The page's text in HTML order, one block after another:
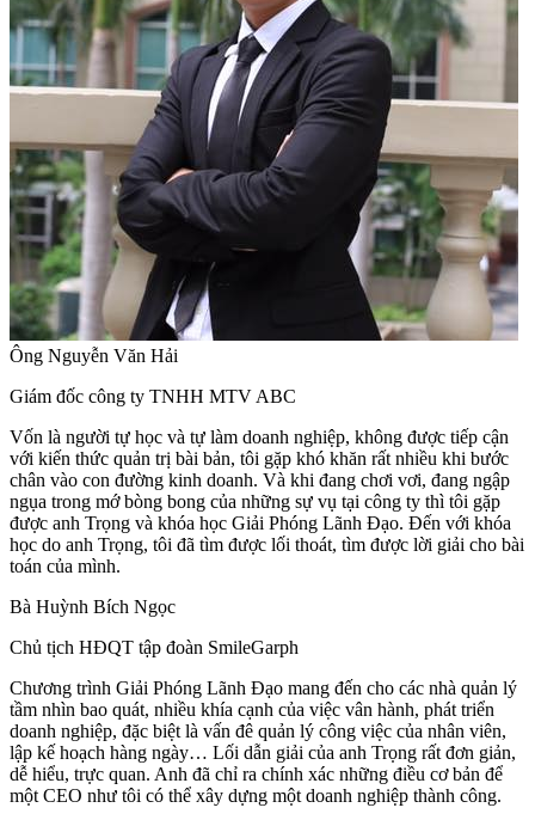
Ông Nguyễn Văn Hải
Giám đốc công ty TNHH MTV ABC
Vốn là người tự học và tự làm doanh nghiệp, không được tiếp cận
với kiến thức quản trị bài bản, tôi gặp khó khăn rất nhiều khi bước
chân vào con đường kinh doanh. Và khi đang chơi vơi, đang ngập
ngụa trong mớ bòng bong của những sự vụ tại công ty thì tôi gặp
được anh Trọng và khóa học Giải Phóng Lãnh Đạo. Đến với khóa
học do anh Trọng, tôi đã tìm được lối thoát, tìm được lời giải cho bài
toán của mình.
Bà Huỳnh Bích Ngọc
Chủ tịch HĐQT tập đoàn SmileGarph
Chương trình Giải Phóng Lãnh Đạo mang đến cho các nhà quản lý
tầm nhìn bao quát, nhiều khía cạnh của việc vân hành, phát triển
doanh nghiệp, đặc biệt là vấn đê quản lý công việc của nhân viên,
lập kế hoạch hàng ngày… Lối dẫn giải của anh Trọng rất đơn giản,
dễ hiểu, trực quan. Anh đã chỉ ra chính xác những điều cơ bản để
một CEO như tôi có thể xây dựng một doanh nghiệp thành công.